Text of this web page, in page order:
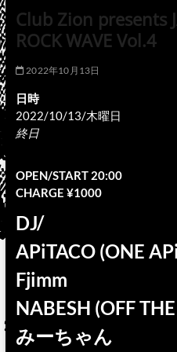
Club Zion presents
ROCK WAVE Vol.4
2022年10月13日
日時
2022/10/13/木曜日
終日
OPEN/START 20:00
CHARGE ¥1000
DJ/
APiTACO (ONE
Fjimm
NABESH (OFF
みーちゃん